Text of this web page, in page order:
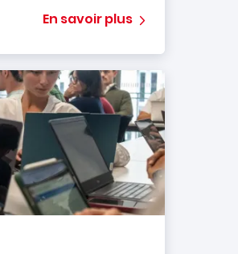
En savoir plus